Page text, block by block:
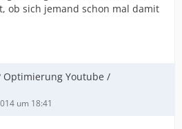
ob sich jemand schon mal damit
Optimierung Youtube /
um 18:41